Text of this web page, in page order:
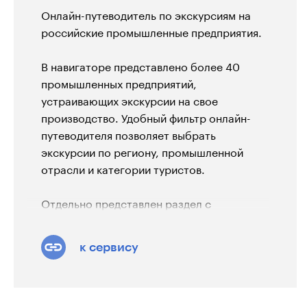
Онлайн-путеводитель по экскурсиям на
российские промышленные предприятия.
В навигаторе представлено более 40
промышленных предприятий,
устраивающих экскурсии на свое
производство. Удобный фильтр онлайн-
путеводителя позволяет выбрать
экскурсии по региону, промышленной
отрасли и категории туристов.
Отдельно представлен раздел с
к сервису